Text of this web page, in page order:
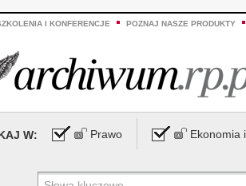
I KONFERENCJE POZNAJ NASZE PRODUKTY
W: Prawo Ekonomia